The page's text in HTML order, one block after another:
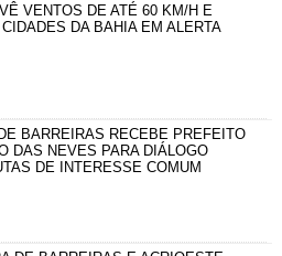
VENTOS DE ATÉ 60 KM/H E
DA BAHIA EM ALERTA
BARREIRAS RECEBE PREFEITO
DAS NEVES PARA DIÁLOGO
DE INTERESSE COMUM